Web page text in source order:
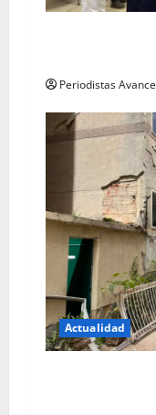
Periodistas Avance
Actualidad